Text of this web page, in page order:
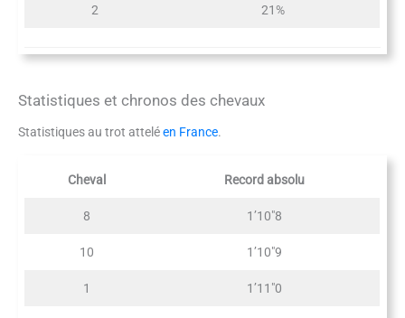
2 21%
Statistiques et chronos des chevaux
Statistiques au trot atteléen France.
Cheval Record absolu
8 1’10″8
10 1’10″9
1 1’11″0